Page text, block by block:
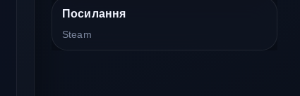
Посилання
Steam